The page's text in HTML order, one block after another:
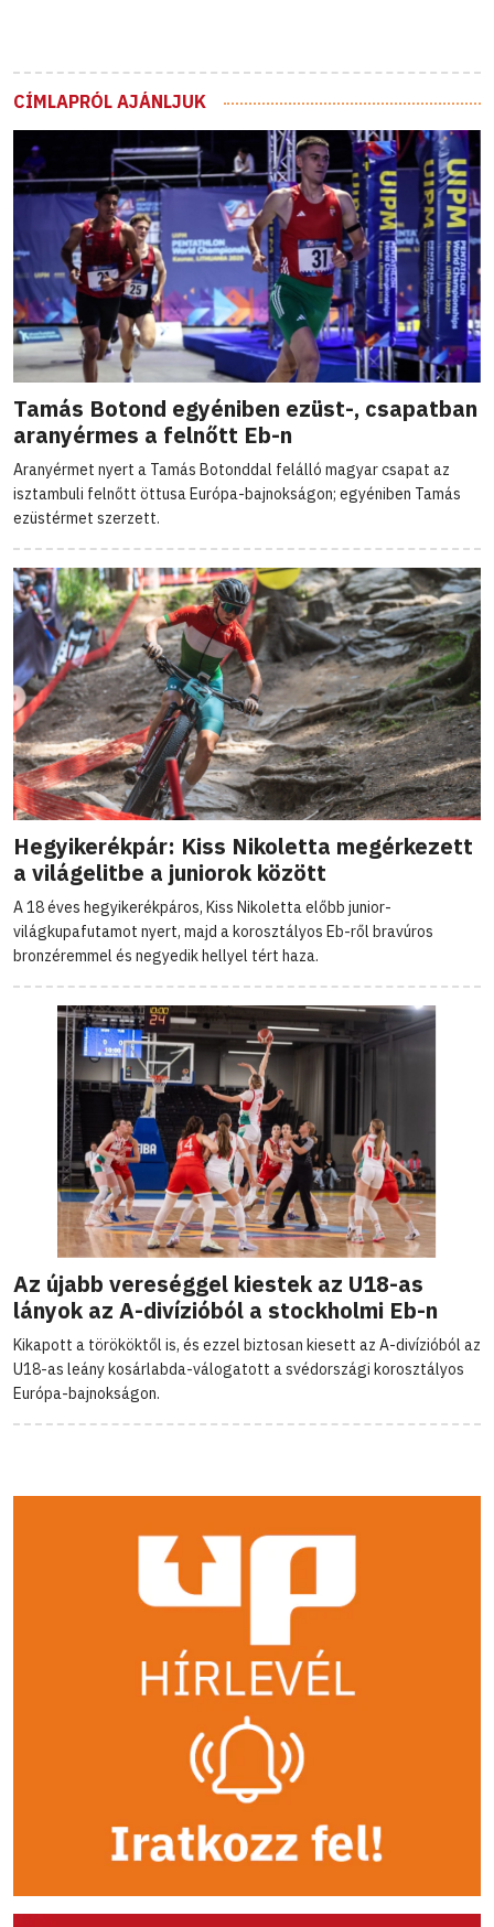
CÍMLAPRÓL AJÁNLJUK
Tamás Botond egyéniben ezüst-, csapatban
aranyérmes a felnőtt Eb-n
Aranyérmet nyert a Tamás Botonddal felálló magyar csapat az
isztambuli felnőtt öttusa Európa-bajnokságon; egyéniben Tamás
ezüstérmet szerzett.
Hegyikerékpár: Kiss Nikoletta megérkezett
a világelitbe a juniorok között
A 18 éves hegyikerékpáros, Kiss Nikoletta előbb junior-
világkupafutamot nyert, majd a korosztályos Eb-ről bravúros
bronzéremmel és negyedik hellyel tért haza.
Az újabb vereséggel kiestek az U18-as
lányok az A-divízióból a stockholmi Eb-n
Kikapott a törököktől is, és ezzel biztosan kiesett az A-divízióból az
U18-as leány kosárlabda-válogatott a svédországi korosztályos
Európa-bajnokságon.